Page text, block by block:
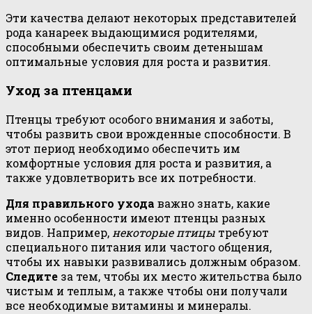
Эти качества делают некоторых представителей
рода канареек выдающимися родителями,
способными обеспечить своим детенышам
оптимальные условия для роста и развития.
Уход за птенцами
Птенцы требуют особого внимания и заботы,
чтобы развить свои врожденные способности. В
этот период необходимо обеспечить им
комфортные условия для роста и развития, а
также удовлетворить все их потребности.
Для правильного ухода важно знать, какие
именно особенности имеют птенцы разных
видов. Например, некоторые птицы требуют
специального питания или частого общения,
чтобы их навыки развивались должным образом.
Следите за тем, чтобы их место жительства было
чистым и теплым, а также чтобы они получали
все необходимые витамины и минералы.